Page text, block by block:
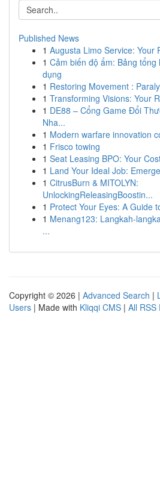
Published News
1 Augusta Limo Service: Your
1 Cảm biến độ ẩm: Bảng
dụng
1 Restoring Movement :
1 Transforming Visions: Your
1 DE88 – Cổng Game Đổi
Nha...
1 Modern warfare innovation
1 Frisco towing
1 Seat Leasing BPO: Your
1 Land Your Ideal Job:
1 CitrusBurn & MITOLYN:
UnlockingReleasingBoostin...
1 Protect Your Eyes: A Guide
1 Menang123: Langkah-
...
Copyright © 2026 | Advanced Search |
Users | Made with Kliqqi CMS | All RSS